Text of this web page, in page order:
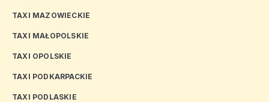
TAXI MAZOWIECKIE
TAXI MAŁOPOLSKIE
TAXI OPOLSKIE
TAXI PODKARPACKIE
TAXI PODLASKIE